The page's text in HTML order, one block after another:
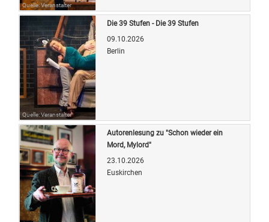
Quelle: Veranstalter
Quelle: Veranstalter
Die 39 Stufen - Die 39 Stufen
09.10.2026
Berlin
Autorenlesung zu "Schon wieder ein
Mord, Mylord"
23.10.2026
Euskirchen